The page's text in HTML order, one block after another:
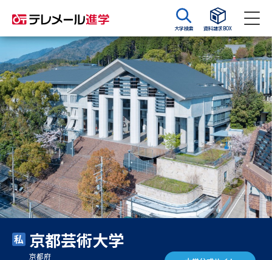
大学検索 資料請求BOX
資料請求 資料検索
大学・短大の資料種類から請求
大学パンフ 学部・学科パンフ
総合型選抜・学校推薦型選抜 募
集要項＆願書
大学入学共通テスト利用選抜の
募集要項＆願書
過去問題集
大学・短大以外の資料から請求
京都芸術大学
京都府